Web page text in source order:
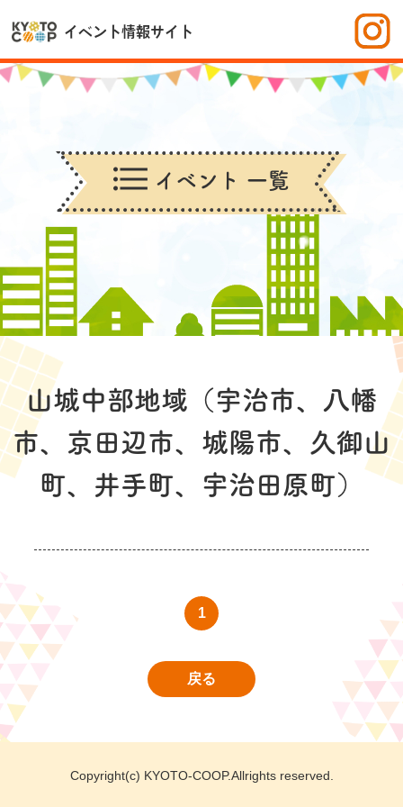
イベント情報サイト
イベント 一覧
山城中部地域（宇治市、八幡
市、京田辺市、城陽市、久御山
町、井手町、宇治田原町）
1
戻る
Copyright(c) KYOTO-COOP.Allrights reserved.